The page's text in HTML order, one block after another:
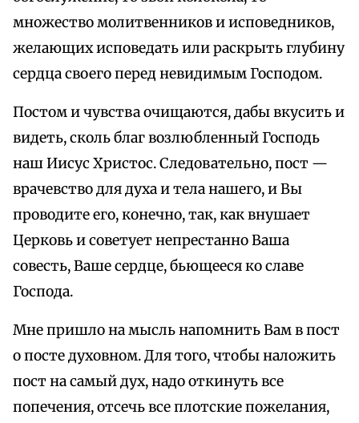
множество молитвенников и исповедников,
желающих исповедать или раскрыть глубину
сердца своего перед невидимым Господом.
Постом и чувства очищаются, дабы вкусить и
видеть, сколь благ возлюбленный Господь
наш Иисус Христос. Следовательно, пост —
врачевство для духа и тела нашего, и Вы
проводите его, конечно, так, как внушает
Церковь и советует непрестанно Ваша
совесть, Ваше сердце, бьющееся ко славе
Господа.
Мне пришло на мысль напомнить Вам в пост
о посте духовном. Для того, чтобы наложить
пост на самый дух, надо откинуть все
попечения, отсечь все плотские пожелания,